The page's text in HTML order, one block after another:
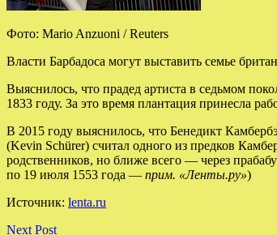
Фото: Mario Anzuoni / Reuters
Власти Барбадоса могут выставить семье
Выяснилось, что прадед артиста в седьмом
1833 году. За это время плантация принесла
В 2015 году выяснилось, что Бенедикт
(Kevin Schürer) считал одного из предков
родственников, но ближе всего — через
по 19 июля 1553 года — прим. «Ленты.ру»)
Источник: lenta.ru
Next Post